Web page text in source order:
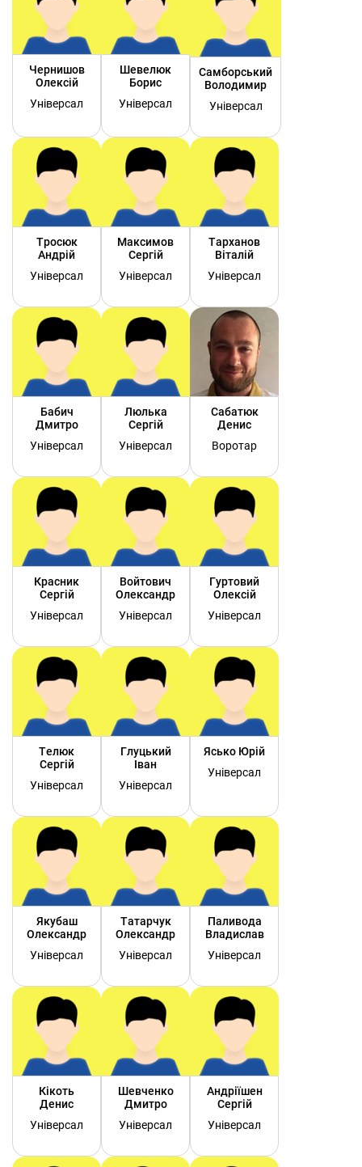
Чернишов
Олексій
Універсал
Шевелюк
Борис
Універсал
Самборський
Володимир
Універсал
Тросюк
Андрій
Універсал
Максимов
Сергій
Універсал
Тарханов
Віталій
Універсал
Бабич
Дмитро
Універсал
Люлька
Сергій
Універсал
Сабатюк
Денис
Воротар
Красник
Сергій
Універсал
Войтович
Олександр
Універсал
Гуртовий
Олексій
Універсал
Телюк
Сергій
Універсал
Глуцький
Іван
Універсал
Ясько Юрій
Універсал
Якубаш
Олександр
Універсал
Татарчук
Олександр
Універсал
Паливода
Владислав
Універсал
Кікоть
Денис
Універсал
Шевченко
Дмитро
Універсал
Андріїшен
Сергій
Універсал